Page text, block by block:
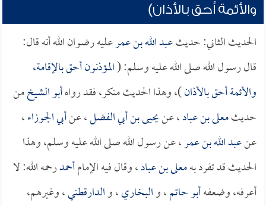
والأئمة أحق بالأذان)
الحديث الثاني: حديثعبد الله بن عمرعليه رضوان الله أنه قال:
قال رسول الله صلى الله عليه وسلم: (المؤذنون أحق بالإقامة،
والأئمة أحق بالأذان)، وهذا الحديث منكر، فقد رواهأبو الشيخمن
حديثمعلى بن عباد، عنيحيى بن أبي الفضل، عنأبي الجوزاء،
عنعبد الله بن عمر، عن رسول الله صلى الله عليه وسلم، وهذا
الحديث قد تفرد بهمعلى بن عباد، وقال فيه الإمامأحمدرحمه الله: لا
أعرفه، وضعفهأبو حاتم، والبخاري، والدارقطني، وغيرهم،